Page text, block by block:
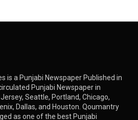
is a Punjabi Newspaper Published in
Punjabi Newspaper in
Seattle, Portland, Chicago,
Dallas, and Houston. Qoumantry
as one of the best Punjabi